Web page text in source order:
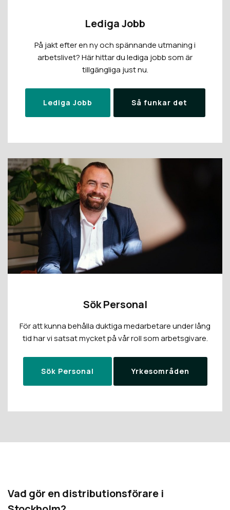
Lediga Jobb
På jakt efter en ny och spännande utmaning i
arbetslivet? Här hittar du lediga jobb som är
tillgängliga just nu.
Lediga Jobb Så funkar det
Sök Personal
För att kunna behålla duktiga medarbetare under lång
tid har vi satsat mycket på vår roll som arbetsgivare.
Sök Personal Yrkesområden
Vad gör en distributionsförare i